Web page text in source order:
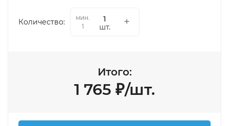
Количество:
мин.
1
шт.
Итого:
1 765 ₽/шт.